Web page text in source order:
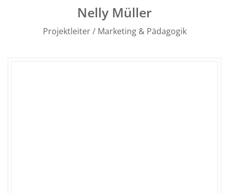
Nelly Müller
Projektleiter / Marketing & Pädagogik